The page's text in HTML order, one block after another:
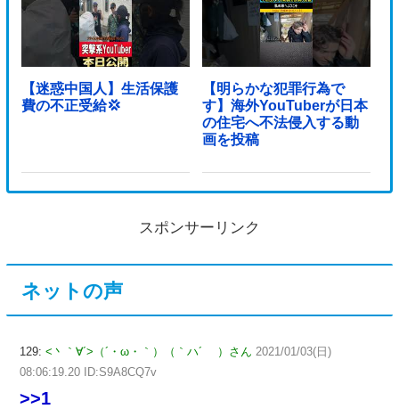
【迷惑中国人】生活保護
費の不正受給💢
【明らかな犯罪行為で
す】海外YouTuberが日本
の住宅へ不法侵入する動
画を投稿
スポンサーリンク
ネットの声
129: <丶｀∀´>（´・ω・｀）（｀ハ´ ）さん 2021/01/03(日)
08:06:19.20 ID:S9A8CQ7v
>>1